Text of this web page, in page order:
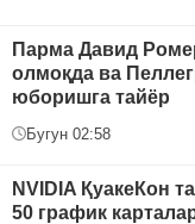
Парма Давид
олмоқда ва
юборишга тайёр
Бугун 02:58
NVIDIA ҚуакеКон
50 график